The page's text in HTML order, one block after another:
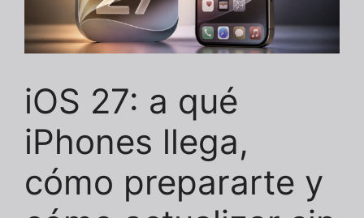
iOS 27: a qué
iPhones llega,
cómo prepararte y